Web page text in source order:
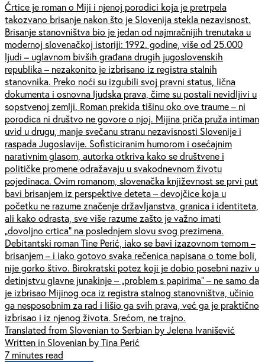
Ćrtice je roman o Miji i njenoj porodici koja je pretrpela
takozvano brisanje nakon što je Slovenija stekla nezavisnost.
Brisanje stanovništva bio je jedan od najmračnijih trenutaka u
modernoj slovenačkoj istoriji: 1992. godine, više od 25.000
ljudi – uglavnom bivših građana drugih jugoslovenskih
republika – nezakonito je izbrisano iz registra stalnih
stanovnika. Preko noći su izgubili svoj pravni status, lična
dokumenta i osnovna ljudska prava, čime su postali nevidljivi u
sopstvenoj zemlji. Roman prekida tišinu oko ove traume – ni
porodica ni društvo ne govore o njoj. Mijina priča pruža intiman
uvid u drugu, manje svečanu stranu nezavisnosti Slovenije i
raspada Jugoslavije. Sofisticiranim humorom i osećajnim
narativnim glasom, autorka otkriva kako se društvene i
političke promene odražavaju u svakodnevnom životu
pojedinaca. Ovim romanom, slovenačka književnost se prvi put
bavi brisanjem iz perspektive deteta – devojčice koja u
početku ne razume značenje državljanstva, granica i identiteta,
ali kako odrasta, sve više razume zašto je važno imati
„dovoljno crtica” na poslednjem slovu svog prezimena.
Debitantski roman Tine Perić, iako se bavi izazovnom temom –
brisanjem – i iako gotovo svaka rečenica napisana o tome boli,
nije gorko štivo. Birokratski potez koji je dobio posebni naziv u
detinjstvu glavne junakinje – „problem s papirima” – ne samo da
je izbrisao Mijinog oca iz registra stalnog stanovništva, učinio
ga nesposobnim za rad i lišio ga svih prava, već ga je praktično
izbrisao i iz njenog života. Srećom, ne trajno.
Translated from Slovenian to Serbian by Jelena Ivanišević
Written in Slovenian by Tina Perić
7 minutes read